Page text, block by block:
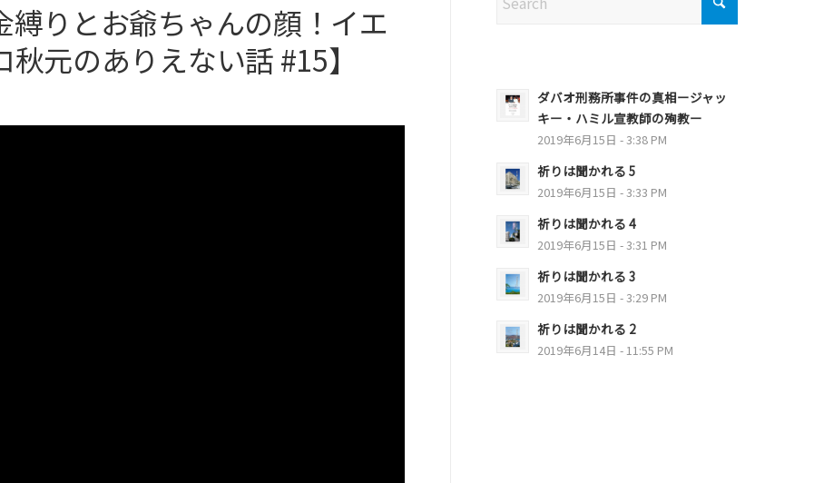
りとお爺ちゃんの顔！イエ
元のありえない話 #15】
ダバオ刑務所事件の真相ージャッ
キー・ハミル宣教師の殉教ー
2019年6月15日 - 3:38 PM
祈りは聞かれる 5
2019年6月15日 - 3:33 PM
祈りは聞かれる 4
2019年6月15日 - 3:31 PM
祈りは聞かれる 3
2019年6月15日 - 3:29 PM
祈りは聞かれる 2
2019年6月14日 - 11:55 PM